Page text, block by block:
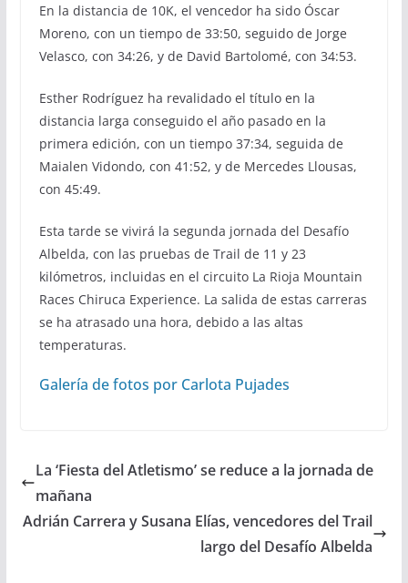
En la distancia de 10K, el vencedor ha sido Óscar
Moreno, con un tiempo de 33:50, seguido de Jorge
Velasco, con 34:26, y de David Bartolomé, con 34:53.
Esther Rodríguez ha revalidado el título en la
distancia larga conseguido el año pasado en la
primera edición, con un tiempo 37:34, seguida de
Maialen Vidondo, con 41:52, y de Mercedes Llousas,
con 45:49.
Esta tarde se vivirá la segunda jornada del Desafío
Albelda, con las pruebas de Trail de 11 y 23
kilómetros, incluidas en el circuito La Rioja Mountain
Races Chiruca Experience. La salida de estas carreras
se ha atrasado una hora, debido a las altas
temperaturas.
Galería de fotos por Carlota Pujades
La ‘Fiesta del Atletismo’ se reduce a la jornada de
mañana
Adrián Carrera y Susana Elías, vencedores del Trail
largo del Desafío Albelda